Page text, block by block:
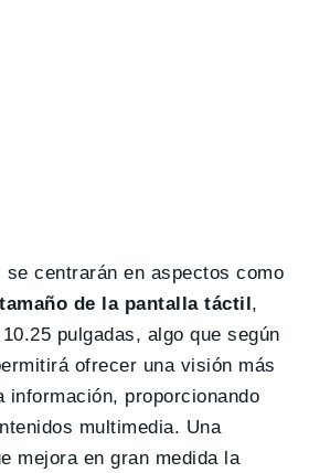
se centrarán en aspectos como
de la pantalla táctil ,
pulgadas, algo que según
ofrecer una visión más
información, proporcionando
multimedia. Una
mejora en gran medida la